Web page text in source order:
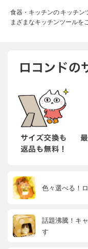
食器・キッチンの キッチン
まざまなキッチンツールを
色々選べる！
話題沸騰！キ
す